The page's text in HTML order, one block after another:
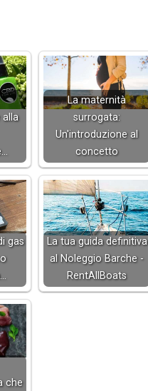
alla
La maternità
surrogata:
Un'introduzione al
concetto
gas
La tua guida definitiva
al Noleggio Barche -
RentAllBoats
che